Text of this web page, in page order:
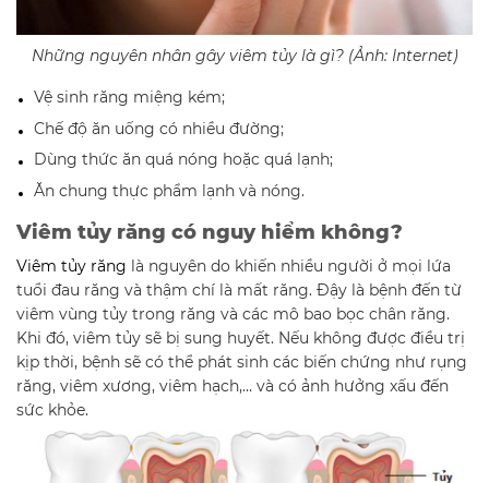
Những nguyên nhân gây viêm tủy là gì? (Ảnh: Internet)
Vệ sinh răng miệng kém;
Chế độ ăn uống có nhiều đường;
Dùng thức ăn quá nóng hoặc quá lạnh;
Ăn chung thực phẩm lạnh và nóng.
Viêm tủy răng có nguy hiểm không?
Viêm tủy răng là nguyên do khiến nhiều người ở mọi lứa
tuổi đau răng và thậm chí là mất răng. Đậy là bệnh đến từ
viêm vùng tủy trong răng và các mô bao bọc chân răng.
Khi đó, viêm tủy sẽ bị sung huyết. Nếu không được điều trị
kịp thời, bệnh sẽ có thể phát sinh các biến chứng như rụng
răng, viêm xương, viêm hạch,… và có ảnh hưởng xấu đến
sức khỏe.